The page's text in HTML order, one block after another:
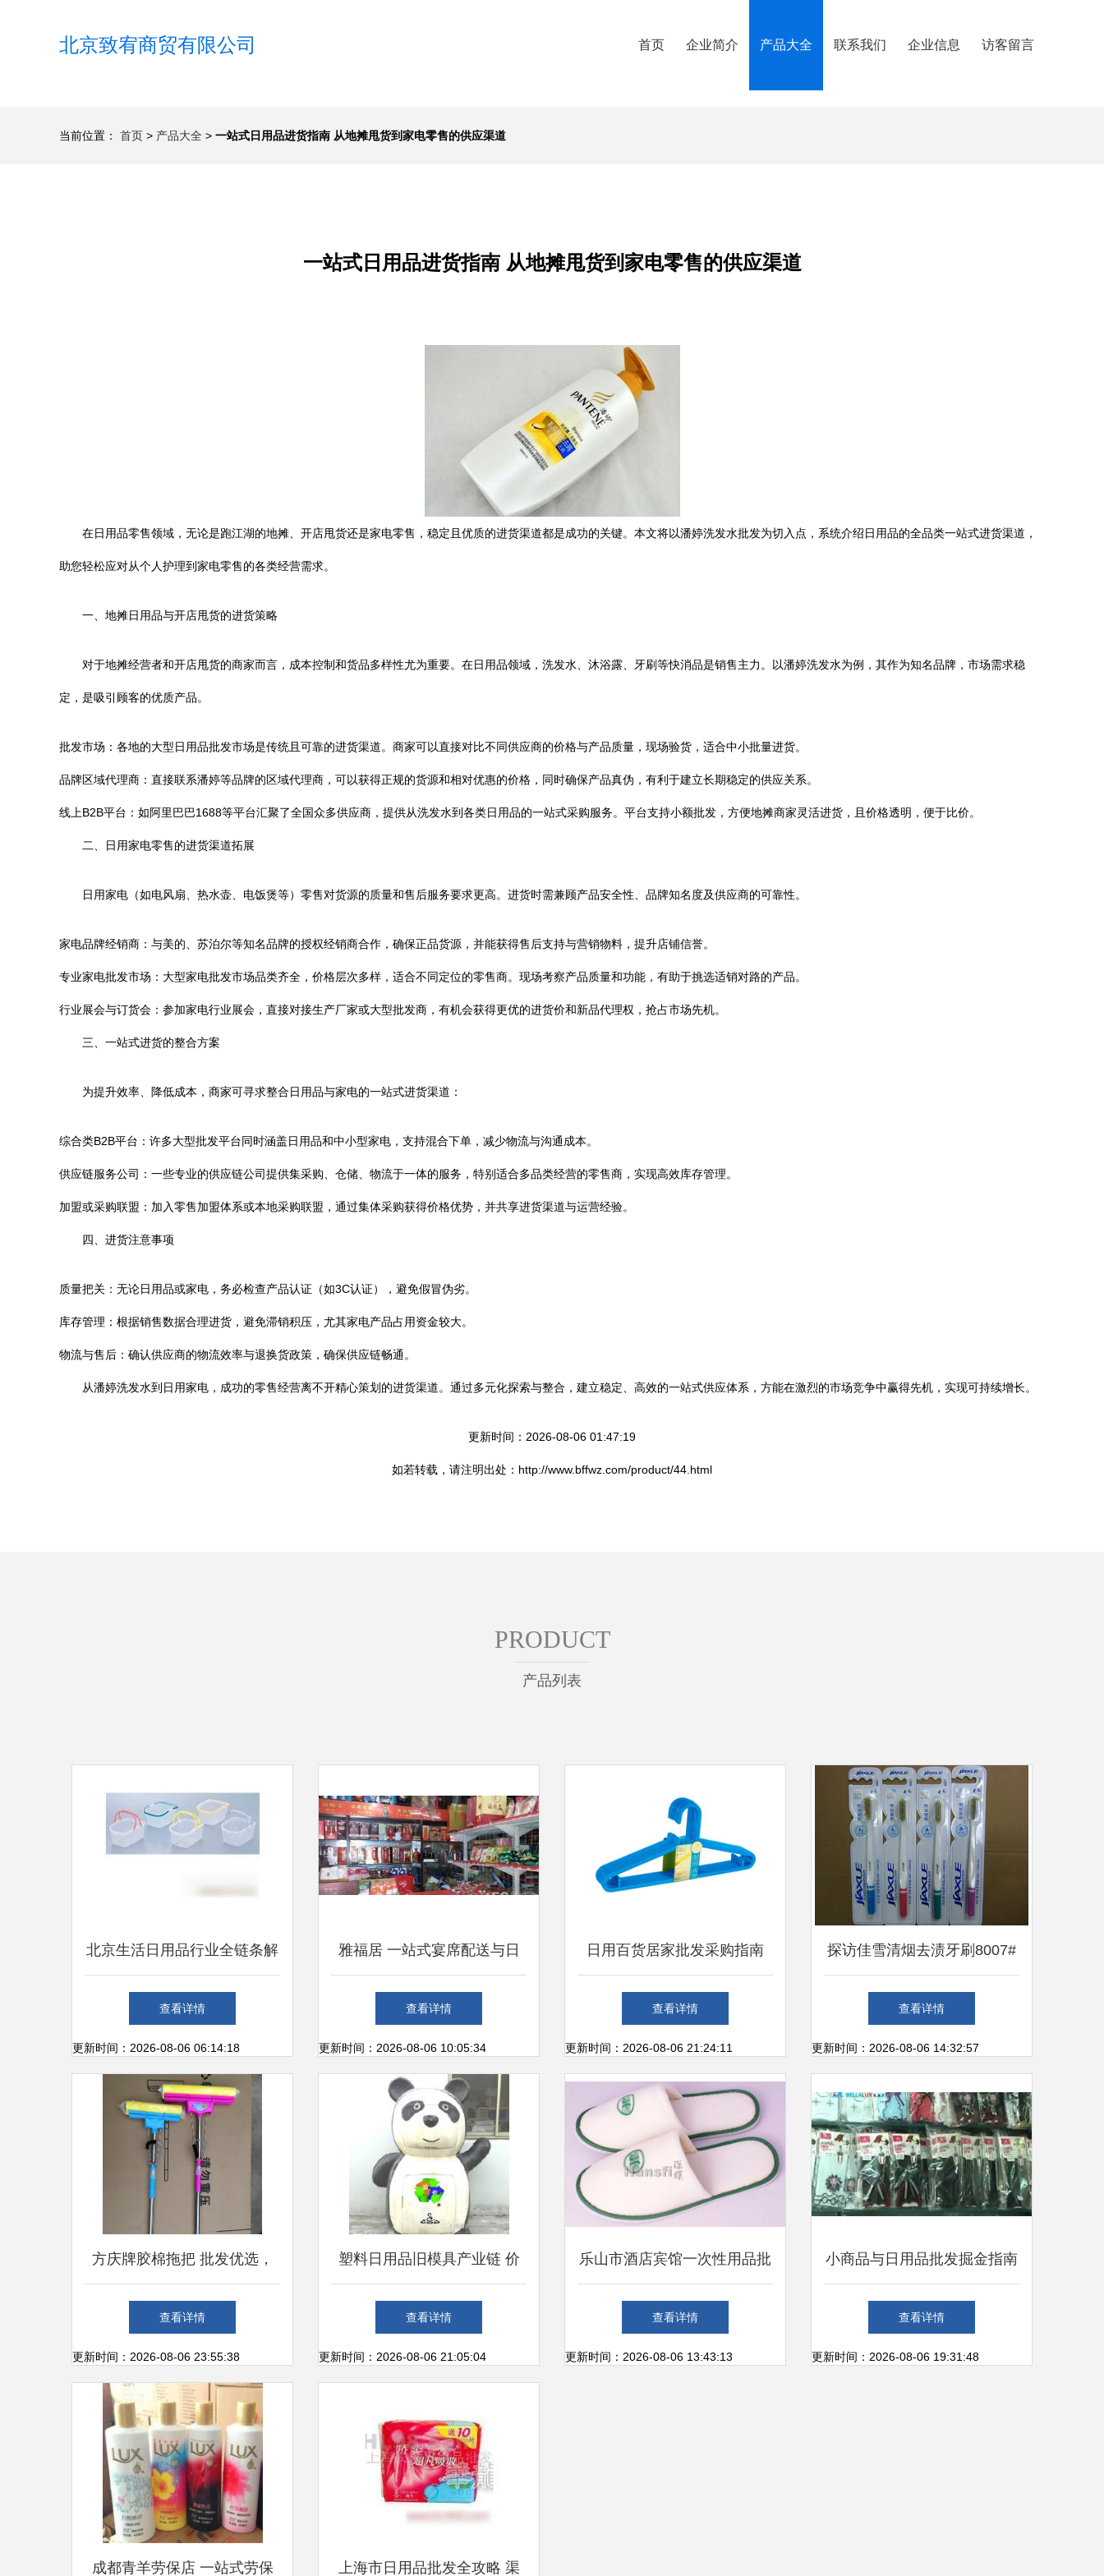
北京致宥商贸有限公司 首页 企业简介 产品大全 联系我们 企业信息 访客留言
当前位置： 首页 > 产品大全 > 一站式日用品进货指南 从地摊甩货到家电零售的供应渠道
一站式日用品进货指南 从地摊甩货到家电零售的供应渠道
在日用品零售领域，无论是跑江湖的地摊、开店甩货还是家电零售，稳定且优质的进货渠道都是成功的关键。本文将以潘婷洗发水批发为切入点，系统介绍日用品的全品类一站式进货渠道，
助您轻松应对从个人护理到家电零售的各类经营需求。
一、地摊日用品与开店甩货的进货策略
对于地摊经营者和开店甩货的商家而言，成本控制和货品多样性尤为重要。在日用品领域，洗发水、沐浴露、牙刷等快消品是销售主力。以潘婷洗发水为例，其作为知名品牌，市场需求稳
定，是吸引顾客的优质产品。
批发市场：各地的大型日用品批发市场是传统且可靠的进货渠道。商家可以直接对比不同供应商的价格与产品质量，现场验货，适合中小批量进货。
品牌区域代理商：直接联系潘婷等品牌的区域代理商，可以获得正规的货源和相对优惠的价格，同时确保产品真伪，有利于建立长期稳定的供应关系。
线上B2B平台：如阿里巴巴1688等平台汇聚了全国众多供应商，提供从洗发水到各类日用品的一站式采购服务。平台支持小额批发，方便地摊商家灵活进货，且价格透明，便于比价。
二、日用家电零售的进货渠道拓展
日用家电（如电风扇、热水壶、电饭煲等）零售对货源的质量和售后服务要求更高。进货时需兼顾产品安全性、品牌知名度及供应商的可靠性。
家电品牌经销商：与美的、苏泊尔等知名品牌的授权经销商合作，确保正品货源，并能获得售后支持与营销物料，提升店铺信誉。
专业家电批发市场：大型家电批发市场品类齐全，价格层次多样，适合不同定位的零售商。现场考察产品质量和功能，有助于挑选适销对路的产品。
行业展会与订货会：参加家电行业展会，直接对接生产厂家或大型批发商，有机会获得更优的进货价和新品代理权，抢占市场先机。
三、一站式进货的整合方案
为提升效率、降低成本，商家可寻求整合日用品与家电的一站式进货渠道：
综合类B2B平台：许多大型批发平台同时涵盖日用品和中小型家电，支持混合下单，减少物流与沟通成本。
供应链服务公司：一些专业的供应链公司提供集采购、仓储、物流于一体的服务，特别适合多品类经营的零售商，实现高效库存管理。
加盟或采购联盟：加入零售加盟体系或本地采购联盟，通过集体采购获得价格优势，并共享进货渠道与运营经验。
四、进货注意事项
质量把关：无论日用品或家电，务必检查产品认证（如3C认证），避免假冒伪劣。
库存管理：根据销售数据合理进货，避免滞销积压，尤其家电产品占用资金较大。
物流与售后：确认供应商的物流效率与退换货政策，确保供应链畅通。
从潘婷洗发水到日用家电，成功的零售经营离不开精心策划的进货渠道。通过多元化探索与整合，建立稳定、高效的一站式供应体系，方能在激烈的市场竞争中赢得先机，实现可持续增长。
更新时间：2026-08-06 01:47:19
如若转载，请注明出处：http://www.bffwz.com/product/44.html
PRODUCT
产品列表
北京生活日用品行业全链条解
析 批发、供应与零售新趋势
查看详情
更新时间：2026-08-06 06:14:18
雅福居 一站式宴席配送与日
用品批发，餐饮服务的新标杆
查看详情
更新时间：2026-08-06 10:05:34
日用百货居家批发采购指南
阿里巴巴淘货源如何助你高效
选品与降本增效
查看详情
更新时间：2026-08-06 21:24:11
探访佳雪清烟去渍牙刷8007#
批发源头 质量与性价比的平
衡之选
查看详情
更新时间：2026-08-06 14:32:57
方庆牌胶棉拖把 批发优选，
厂家直供的高清细节解析
查看详情
更新时间：2026-08-06 23:55:38
塑料日用品旧模具产业链 价
格、批发与厂家采购指南
查看详情
更新时间：2026-08-06 21:05:04
乐山市酒店宾馆一次性用品批
发与定做指南 厂家直销，质
优价廉
查看详情
更新时间：2026-08-06 13:43:13
小商品与日用品批发掘金指南
如何通过市场洞察实现日赚千
元
查看详情
更新时间：2026-08-06 19:31:48
成都青羊劳保店 一站式劳保 上海市日用品批发全攻略 渠